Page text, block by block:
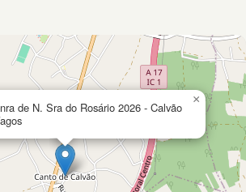
de N. Sra do Rosário 2026 - Calvão
×